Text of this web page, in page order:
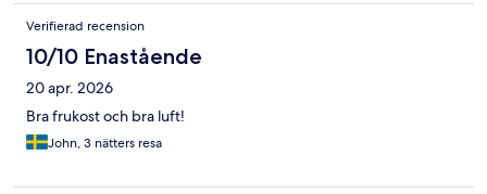
Verifierad recension
10/10 Enastående
20 apr. 2026
Bra frukost och bra luft!
John, 3 nätters resa